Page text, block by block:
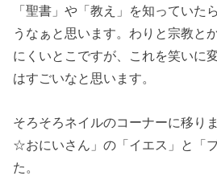
「聖書」や「教え」を知っていた
うなぁと思います。わりと宗教と
にくいとこですが、これを笑いに
はすごいなと思います。
そろそろネイルのコーナーに移り
☆おにいさん」の「イエス」と「
た。